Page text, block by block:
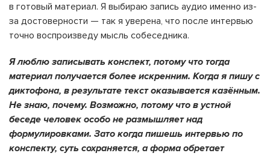
в готовый материал. Я выбираю запись аудио именно из-
за достоверности — так я уверена, что после интервью
точно воспроизведу мысль собеседника.
Я люблю записывать конспект, потому что тогда
материал получается более искренним. Когда я пишу с
диктофона, в результате текст оказывается казённым.
Не знаю, почему. Возможно, потому что в устной
беседе человек особо не размышляет над
формулировками. Зато когда пишешь интервью по
конспекту, суть сохраняется, а форма обретает